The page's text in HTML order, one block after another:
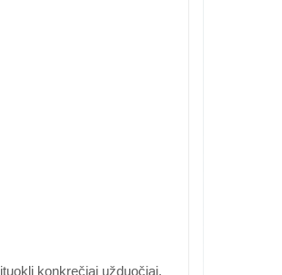
konkrečiai užduočiai.